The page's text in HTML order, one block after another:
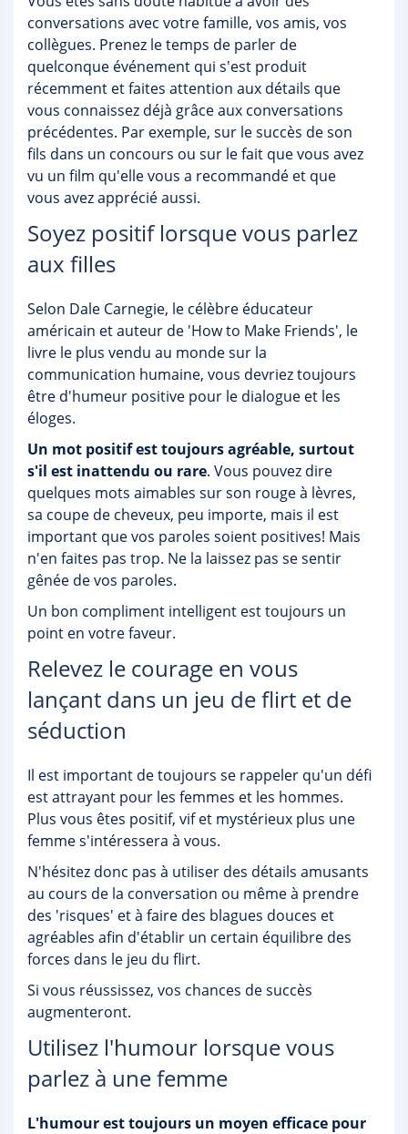
conversations avec votre famille, vos amis, vos
collègues. Prenez le temps de parler de
quelconque événement qui s'est produit
récemment et faites attention aux détails que
vous connaissez déjà grâce aux conversations
précédentes. Par exemple, sur le succès de son
fils dans un concours ou sur le fait que vous avez
vu un film qu'elle vous a recommandé et que
vous avez apprécié aussi.
Soyez positif lorsque vous parlez
aux filles
Selon Dale Carnegie, le célèbre éducateur
américain et auteur de 'How to Make Friends', le
livre le plus vendu au monde sur la
communication humaine, vous devriez toujours
être d'humeur positive pour le dialogue et les
éloges.
Un mot positif est toujours agréable, surtout
s'il est inattendu ou rare. Vous pouvez dire
quelques mots aimables sur son rouge à lèvres,
sa coupe de cheveux, peu importe, mais il est
important que vos paroles soient positives! Mais
n'en faites pas trop. Ne la laissez pas se sentir
gênée de vos paroles.
Un bon compliment intelligent est toujours un
point en votre faveur.
Relevez le courage en vous
lançant dans un jeu de flirt et de
séduction
Il est important de toujours se rappeler qu'un défi
est attrayant pour les femmes et les hommes.
Plus vous êtes positif, vif et mystérieux plus une
femme s'intéressera à vous.
N'hésitez donc pas à utiliser des détails amusants
au cours de la conversation ou même à prendre
des 'risques' et à faire des blagues douces et
agréables afin d'établir un certain équilibre des
forces dans le jeu du flirt.
Si vous réussissez, vos chances de succès
augmenteront.
Utilisez l'humour lorsque vous
parlez à une femme
L'humour est toujours un moyen efficace pour